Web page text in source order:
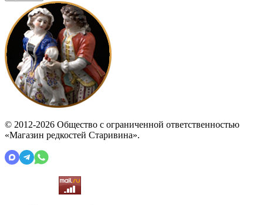
© 2012-2026 Общество с ограниченной ответственностью
«Магазин редкостей Старивина».